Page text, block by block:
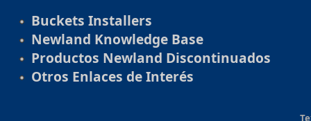
Buckets Installers
Newland Knowledge Base
Productos Newland Discontinuados
Otros Enlaces de Interés